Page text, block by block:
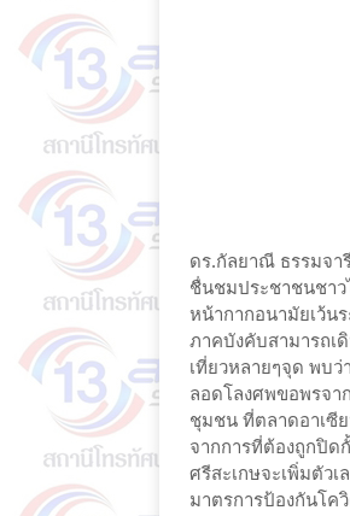
ดร.กัลยาณี ธรรมจา
ชื่นชมประชาชนชาว
หน้ากากอนามัยเว้น
ภาคบังคับสามารถเ
เที่ยวหลายๆจุด พบว่
ลอดโลงศพขอพรจา
ชุมชน ที่ตลาดอาเซี
จากการที่ต้องถูกปิด
ศรีสะเกษจะเพิ่มตัว
มาตรการป้องกันโค